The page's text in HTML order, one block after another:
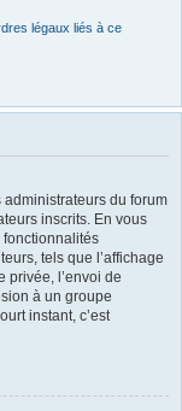
légaux liés à ce
administrateurs du forum
inscrits. En vous
fonctionnalités
tels que l’affichage
privée, l’envoi de
à un groupe
instant, c’est